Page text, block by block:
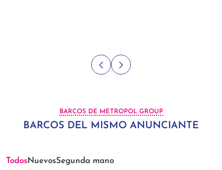
BARCOS DE METROPOL GROUP
BARCOS DEL MISMO ANUNCIANTE
TodosNuevosSegunda mano